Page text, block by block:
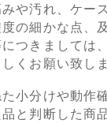
や汚れ、ケー
の細かな点、
つきましては
くお願い致し
小分けや動作
と判断した商